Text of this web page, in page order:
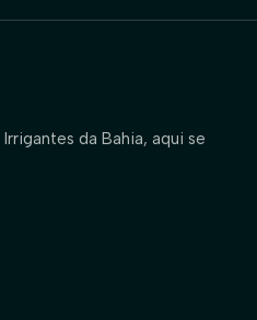
da Bahia, aqui se